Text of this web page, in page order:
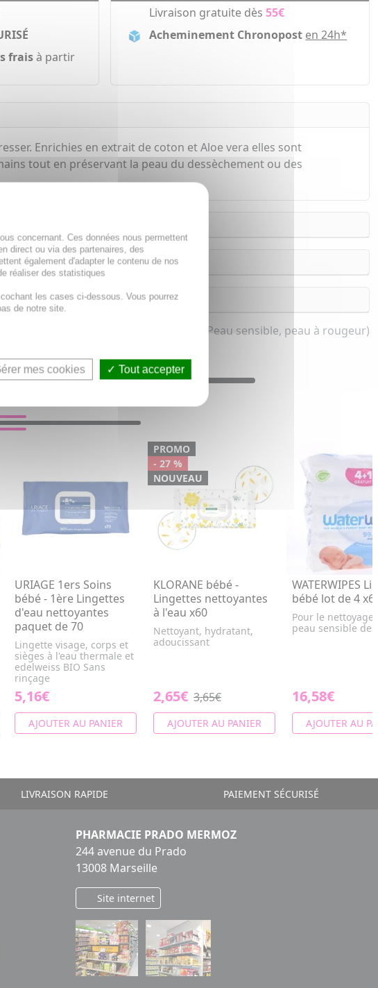
fraisà partir
Livraison gratuite dès55€
Acheminement Chronopost en 24h*
Enrichies en extrait de coton et Aloe vera elles sont
tout en préservant la peau du dessèchement ou des
pour bébé et enfant & adolescent (Peau sensible, peau à rougeur)
URIAGE 1ers Soins
bébé - 1ère Lingettes
d'eau nettoyantes
paquet de 70
Lingette visage, corps et
sièges à l'eau thermale et
edelweiss BIO Sans
rinçage
5,16€
AJOUTER AU PANIER
PROMO
- 27 %
NOUVEAU
KLORANE bébé -
Lingettes nettoyantes
à l'eau x60
Nettoyant, hydratant,
adoucissant
2,65€ 3,65€
AJOUTER AU PANIER
WATERWIPES
bébé lot de 4
Pour le nettoyage
peau sensible
16,58€
AJOUTER AU
LIVRAISON RAPIDE PAIEMENT SÉCURISÉ
PHARMACIE PRADO MERMOZ
244 avenue du Prado
13008 Marseille
Site internet
concernant. Ces données nous permettent
direct ou via des partenaires, des
également d'adapter le contenu de nos
réaliser des statistiques
les cases ci-dessous. Vous pourrez
de notre site.
mes cookies Tout accepter